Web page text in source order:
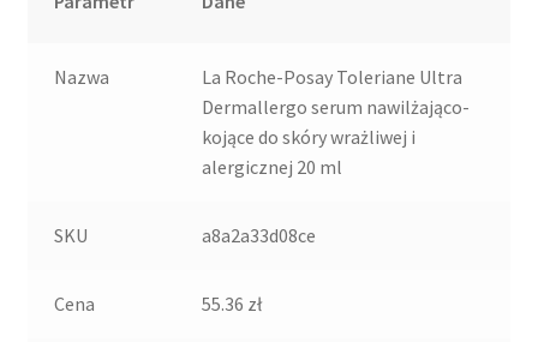
Nazwa
La Roche-Posay Toleriane Ultra
Dermallergo serum nawilżająco-
kojące do skóry wrażliwej i
alergicznej 20 ml
SKU a8a2a33d08ce
Cena 55.36 zł